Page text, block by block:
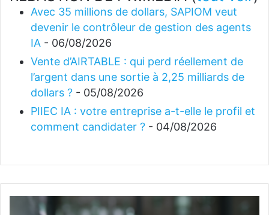
Avec 35 millions de dollars, SAPIOM veut
devenir le contrôleur de gestion des agents
IA - 06/08/2026
Vente d’AIRTABLE : qui perd réellement de
l’argent dans une sortie à 2,25 milliards de
dollars ? - 05/08/2026
PIIEC IA : votre entreprise a-t-elle le profil et
comment candidater ? - 04/08/2026